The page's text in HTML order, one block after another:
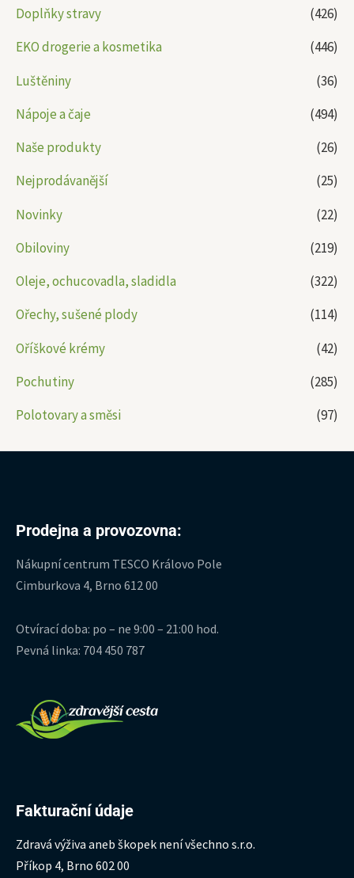
Doplňky stravy
(426)
EKO drogerie a kosmetika
(446)
Luštěniny
(36)
Nápoje a čaje
(494)
Naše produkty
(26)
Nejprodávanější
(25)
Novinky
(22)
Obiloviny
(219)
Oleje, ochucovadla, sladidla
(322)
Ořechy, sušené plody
(114)
Oříškové krémy
(42)
Pochutiny
(285)
Polotovary a směsi
(97)
Prodejna a provozovna:
Nákupní centrum TESCO Královo Pole
Cimburkova 4, Brno 612 00
Otvírací doba: po – ne 9:00 – 21:00 hod.
Pevná linka: 704 450 787
Fakturační údaje
Zdravá výživa aneb škopek není všechno s.r.o.
Příkop 4, Brno 602 00